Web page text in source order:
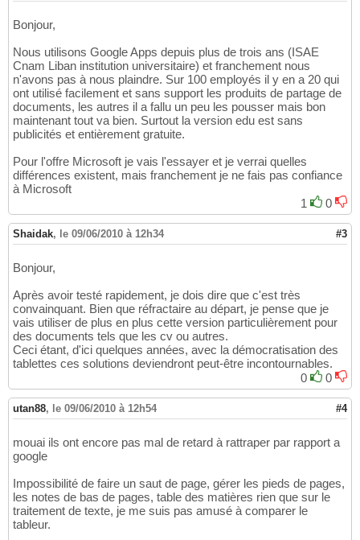
Bonjour,
Nous utilisons Google Apps depuis plus de trois ans (ISAE
Cnam Liban institution universitaire) et franchement nous
n'avons pas à nous plaindre. Sur 100 employés il y en a 20 qui
ont utilisé facilement et sans support les produits de partage de
documents, les autres il a fallu un peu les pousser mais bon
maintenant tout va bien. Surtout la version edu est sans
publicités et entièrement gratuite.
Pour l'offre Microsoft je vais l'essayer et je verrai quelles
différences existent, mais franchement je ne fais pas confiance
à Microsoft
1
0
Shaidak, le 09/06/2010 à 12h34 #3
Bonjour,
Après avoir testé rapidement, je dois dire que c'est très
convainquant. Bien que réfractaire au départ, je pense que je
vais utiliser de plus en plus cette version particulièrement pour
des documents tels que les cv ou autres.
Ceci étant, d'ici quelques années, avec la démocratisation des
tablettes ces solutions deviendront peut-être incontournables.
0
0
utan88, le 09/06/2010 à 12h54 #4
mouai ils ont encore pas mal de retard à rattraper par rapport a
google
Impossibilité de faire un saut de page, gérer les pieds de pages,
les notes de bas de pages, table des matières rien que sur le
traitement de texte, je me suis pas amusé à comparer le
tableur.